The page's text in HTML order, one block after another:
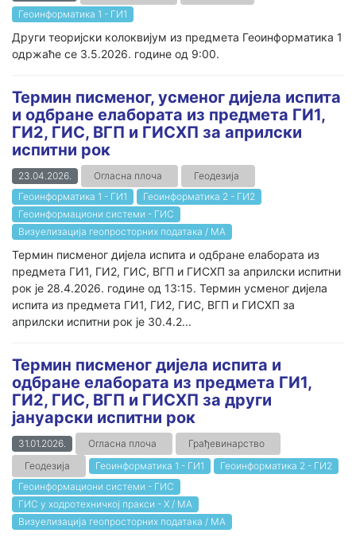
Геоинформатика 1 - ГИ1
Други теоријски колоквијум из предмета Геоинформатика 1
одржаће се 3.5.2026. године од 9:00.
Термин писменог, усменог дијела испита
и одбране елабората из предмета ГИ1,
ГИ2, ГИС, ВГП и ГИСХП за априлски
испитни рок
23.04.2026. Огласна плоча
Геодезија
Геоинформатика 1 - ГИ1
Геоинформатика 2 - ГИ2
Геоинформациони системи - ГИС
Визуелизација геопросторних података / МА
Термин писменог дијела испита и одбране елабората из
предмета ГИ1, ГИ2, ГИС, ВГП и ГИСХП за априлски испитни
рок је 28.4.2026. године од 13:15. Термин усменог дијела
испита из предмета ГИ1, ГИ2, ГИС, ВГП и ГИСХП за
априлски испитни рок је 30.4.2...
Термин писменог дијела испита и
одбране елабората из предмета ГИ1,
ГИ2, ГИС, ВГП и ГИСХП за други
jaнуарски испитни рок
31.01.2026. Огласна плоча
Грађевинарство
Геодезија
Геоинформатика 1 - ГИ1
Геоинформатика 2 - ГИ2
Геоинформациони системи - ГИС
ГИС у ходротехничкој пракси - Х / МА
Визуелизација геопросторних података / МА